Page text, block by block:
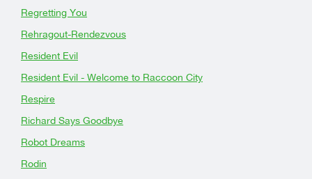
Regretting You
Rehragout-Rendezvous
Resident Evil
Resident Evil - Welcome to Raccoon City
Respire
Richard Says Goodbye
Robot Dreams
Rodin